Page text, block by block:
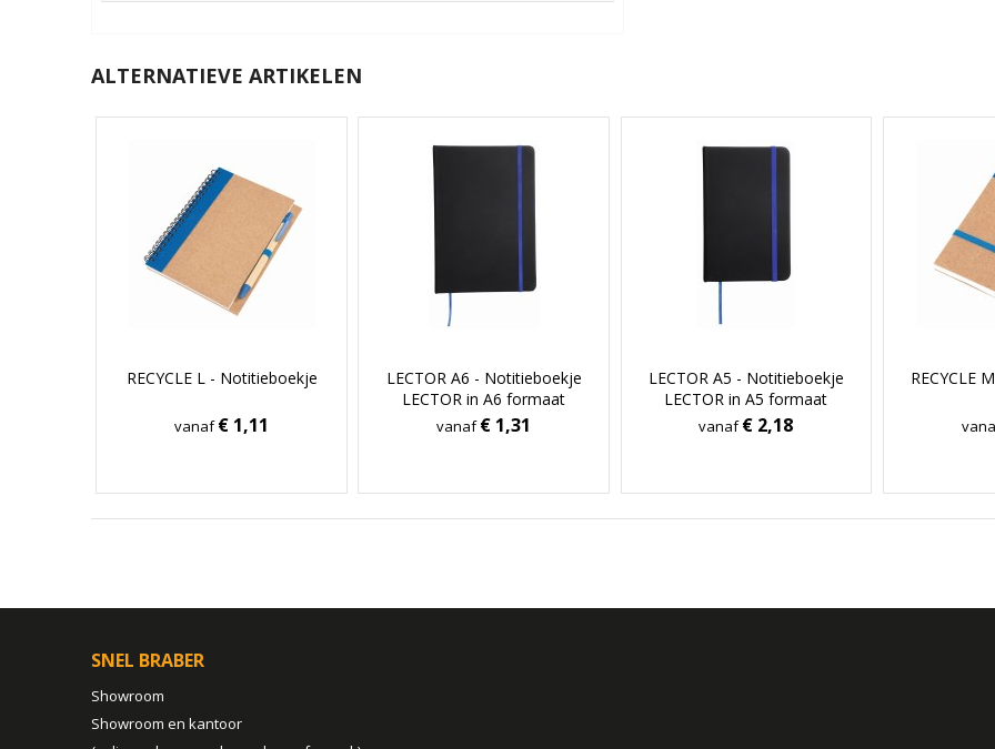
ALTERNATIEVE ARTIKELEN
RECYCLE L - Notitieboekje
vanaf€ 1,11
LECTOR A6 - Notitieboekje
LECTOR in A6 formaat
vanaf€ 1,31
LECTOR A5 - Notitieboekje
LECTOR in A5 formaat
vanaf€ 2,18
RECYCLE
SNEL BRABER
Showroom
Showroom en kantoor